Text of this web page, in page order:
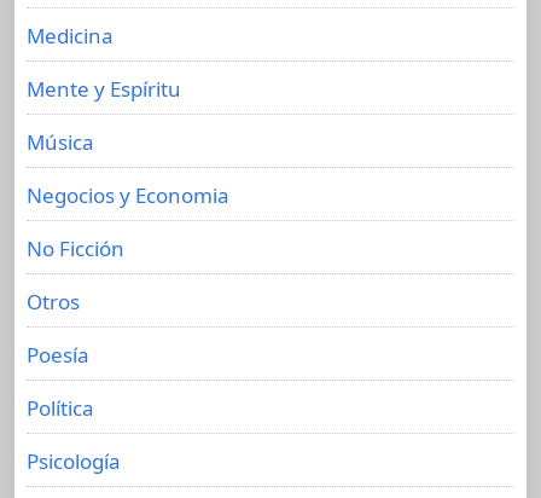
Medicina
Mente y Espíritu
Música
Negocios y Economia
No Ficción
Otros
Poesía
Política
Psicología